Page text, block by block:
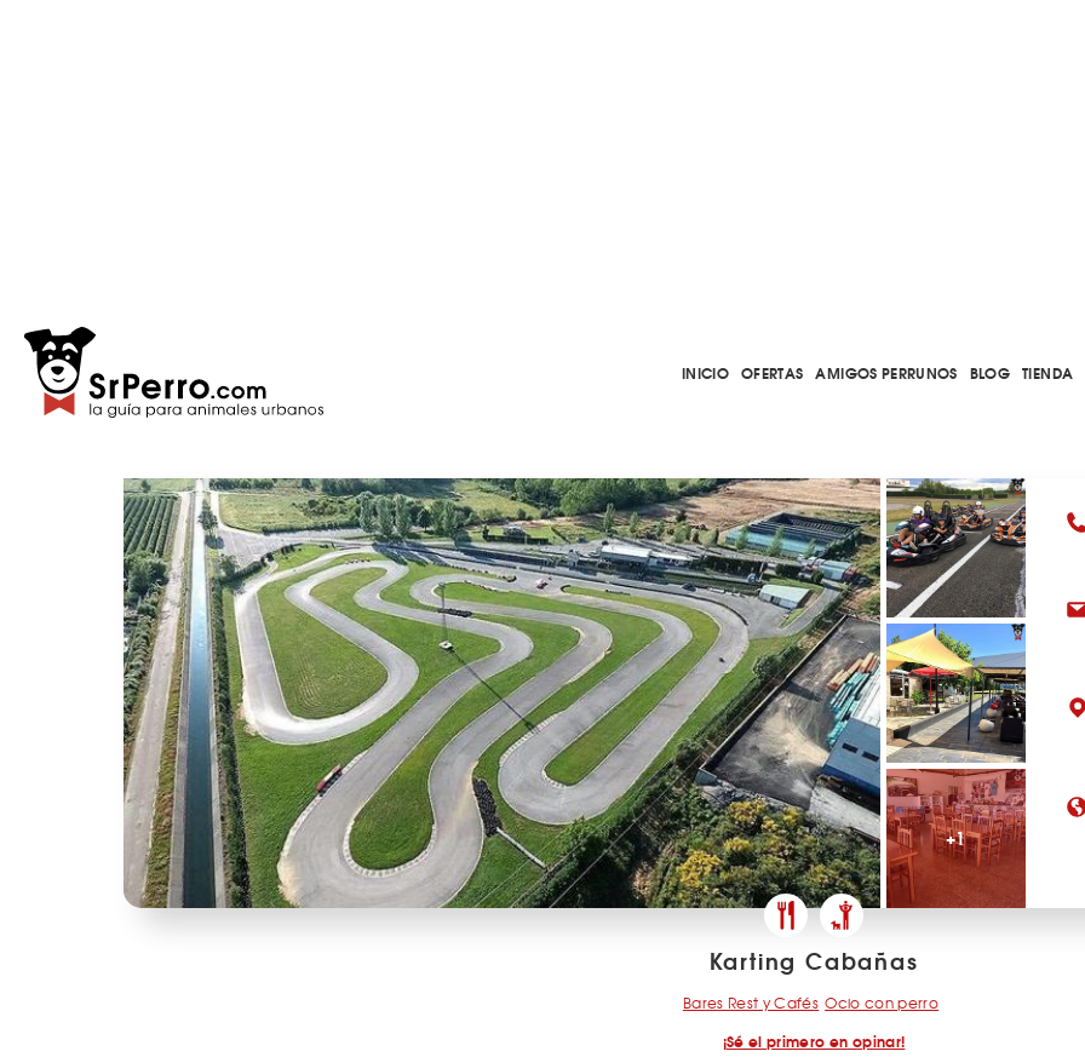
INICIO OFERTAS AMIGOS PERRUNOS BLOG TIENDA
+1
Karting Cabañas
Bares Rest y Cafés Ocio con perro
¡Sé el primero en opinar!